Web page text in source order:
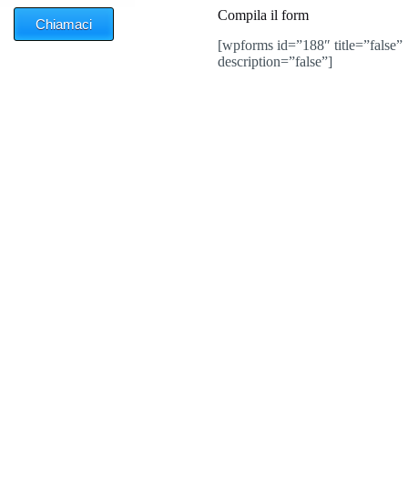
Chiamaci
Compila il form
[wpforms id=”188″ title=”false”
description=”false”]